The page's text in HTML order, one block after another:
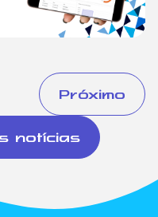
Próximo
notícias